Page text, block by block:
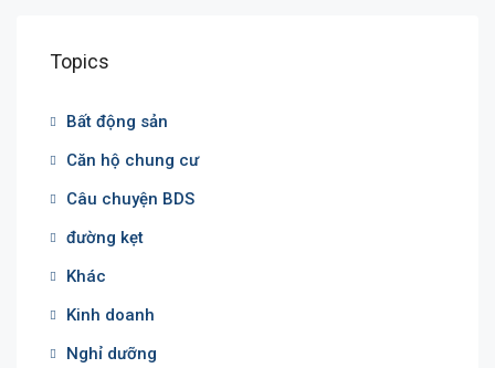
Topics
Bất động sản
Căn hộ chung cư
Câu chuyện BDS
đường kẹt
Khác
Kinh doanh
Nghỉ dưỡng